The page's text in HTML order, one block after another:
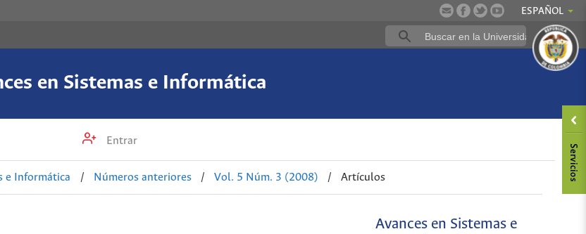
ESPAÑOL
en Sistemas e Informática
Entrar
e Informática / Números anteriores / Vol. 5 Núm. 3 (2008) / Artículos
Avances en Sistemas e